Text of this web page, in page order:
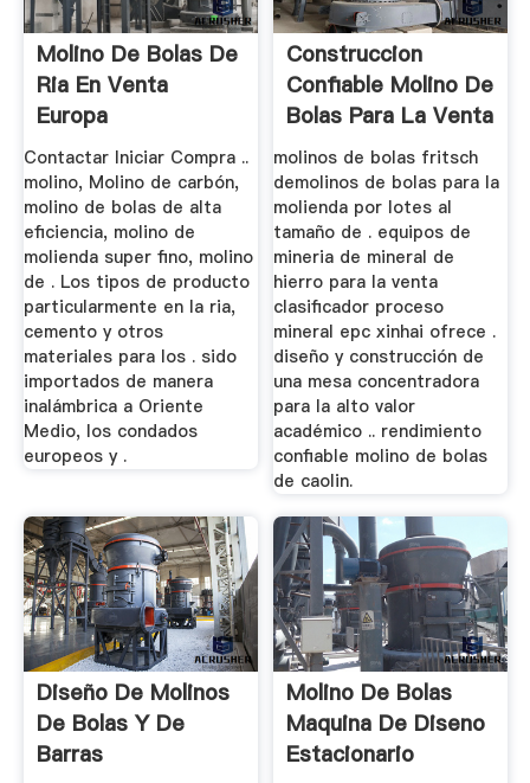
Molino De Bolas De
Ria En Venta
Europa
Contactar Iniciar Compra ..
molino, Molino de carbón,
molino de bolas de alta
eficiencia, molino de
molienda super fino, molino
de . Los tipos de producto
particularmente en la ria,
cemento y otros
materiales para los . sido
importados de manera
inalámbrica a Oriente
Medio, los condados
europeos y .
Construccion
Confiable Molino De
Bolas Para La Venta
molinos de bolas fritsch
demolinos de bolas para la
molienda por lotes al
tamaño de . equipos de
mineria de mineral de
hierro para la venta
clasificador proceso
mineral epc xinhai ofrece .
diseño y construcción de
una mesa concentradora
para la alto valor
académico .. rendimiento
confiable molino de bolas
de caolin.
Diseño De Molinos
De Bolas Y De
Barras
Molino De Bolas
Maquina De Diseno
Estacionario